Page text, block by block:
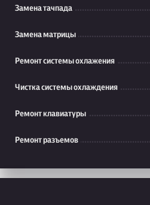
Замена тачпада
Замена матрицы
Ремонт системы охлажения
Чистка системы охлаждения
Ремонт клавиатуры
Ремонт разъемов